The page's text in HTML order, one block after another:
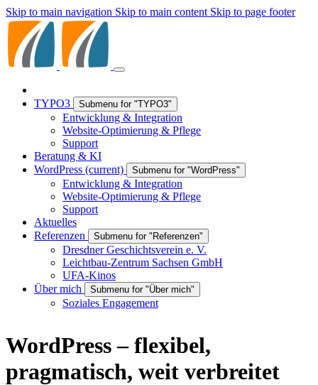
Skip to main navigation Skip to main content Skip to page footer
TYPO3 Submenu for "TYPO3"
Entwicklung & Integration
Website-Optimierung & Pflege
Support
Beratung & KI
WordPress (current) Submenu for "WordPress"
Entwicklung & Integration
Website-Optimierung & Pflege
Support
Aktuelles
Referenzen
Submenu for "Referenzen"
Dresdner Geschichtsverein e. V.
Leichtbau-Zentrum Sachsen GmbH
UFA-Kinos
Über mich
Submenu for "Über mich"
Soziales Engagement
WordPress – flexibel,
pragmatisch, weit verbreitet